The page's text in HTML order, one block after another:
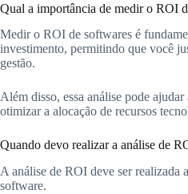
Qual a importância de medir o ROI
Medir o ROI de softwares é
investimento, permitindo que você
gestão.
Além disso, essa análise pode
otimizar a alocação de recursos
Quando devo realizar a análise de
A análise de ROI deve ser realizada
software.